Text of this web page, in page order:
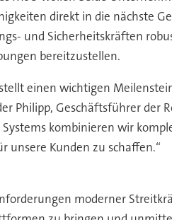
direkt in die nächste
und Sicherheitskräften
bereitzustellen.
einen wichtigen
Philipp, Geschäftsführer der
kombinieren wir
unsere Kunden zu schaffen.“
moderner